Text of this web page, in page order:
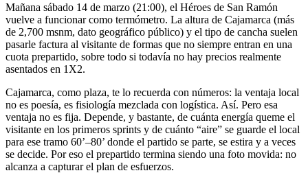
Mañana sábado 14 de marzo (21:00), el Héroes de San Ramón
vuelve a funcionar como termómetro. La altura de Cajamarca (más
de 2,700 msnm, dato geográfico público) y el tipo de cancha suelen
pasarle factura al visitante de formas que no siempre entran en una
cuota prepartido, sobre todo si todavía no hay precios realmente
asentados en 1X2.
Cajamarca, como plaza, te lo recuerda con números: la ventaja local
no es poesía, es fisiología mezclada con logística. Así. Pero esa
ventaja no es fija. Depende, y bastante, de cuánta energía queme el
visitante en los primeros sprints y de cuánto “aire” se guarde el local
para ese tramo 60’–80’ donde el partido se parte, se estira y a veces
se decide. Por eso el prepartido termina siendo una foto movida: no
alcanza a capturar el plan de esfuerzos.